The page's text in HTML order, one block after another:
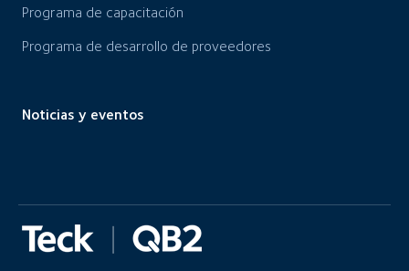
Programa de capacitación
Programa de desarrollo de proveedores
Noticias y eventos